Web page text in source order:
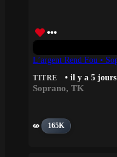
TITRE • il y a 5 jours
Soprano, TK
165K